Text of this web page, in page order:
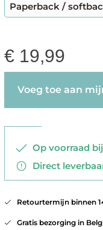
Paperback /
€ 19,99
Voeg toe aan
Op voorraad
Direct
Retourtermijn binnen
Gratis bezorging in